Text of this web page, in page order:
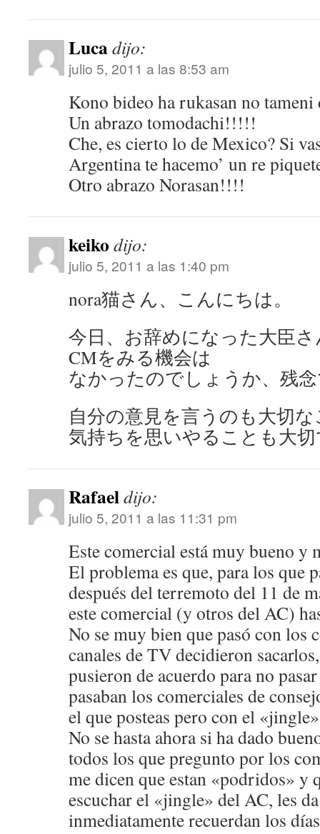
Lucadijo:
julio 5, 2011 a las 8:53 am
Kono bideo ha rukasan no
Un abrazo tomodachi!!!!!
Che, es cierto lo de Mexico? Si
Argentina te hacemo’ un re
Otro abrazo Norasan!!!!
keiko dijo:
julio 5, 2011 a las 1:40 pm
nora猫さん、こんにちは。
今日、お辞めになった大臣
CMをみる機会は
なかったのでしょうか、残
自分の意見を言うのも大切
気持ちを思いやることも大
Rafaeldijo:
julio 5, 2011 a las 11:31 pm
Este comercial está muy bueno y
El problema es que, para los que
después del terremoto del 11 de
este comercial (y otros del AC)
No se muy bien que pasó con los
canales de TV decidieron
pusieron de acuerdo para no
pasaban los comerciales de
el que posteas pero con el
No se hasta ahora si ha dado
todos los que pregunto por los
me dicen que estan «podridos» y
escuchar el «jingle» del AC, les
inmediatamente recuerdan los